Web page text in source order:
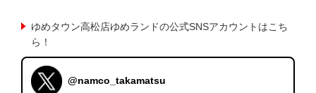
ゆめタウン高松店ゆめランドの公式SNSアカウントはこち
ら！
@namco_takamatsu